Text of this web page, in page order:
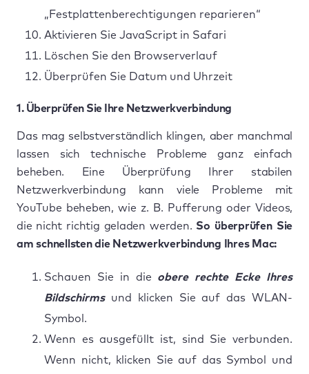
„Festplattenberechtigungen reparieren“
Aktivieren Sie JavaScript in Safari
Löschen Sie den Browserverlauf
Überprüfen Sie Datum und Uhrzeit
1. Überprüfen Sie Ihre Netzwerkverbindung
Das mag selbstverständlich klingen, aber manchmal
lassen sich technische Probleme ganz einfach
beheben. Eine Überprüfung Ihrer stabilen
Netzwerkverbindung kann viele Probleme mit
YouTube beheben, wie z. B. Pufferung oder Videos,
die nicht richtig geladen werden. So überprüfen Sie
am schnellsten die Netzwerkverbindung Ihres Mac:
Schauen Sie in die obere rechte Ecke Ihres
Bildschirmsund klicken Sie auf das WLAN-
Symbol.
Wenn es ausgefüllt ist, sind Sie verbunden.
Wenn nicht, klicken Sie auf das Symbol und